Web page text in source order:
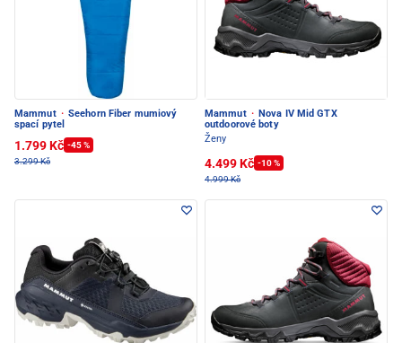
Mammut · Seehorn Fiber mumiový
spací pytel
1.799 Kč -45 %
3.299 Kč
Mammut · Nova IV Mid GTX
outdoorové boty
Ženy
4.499 Kč -10 %
4.999 Kč